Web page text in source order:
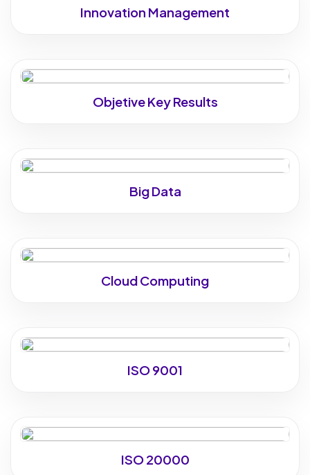
Innovation Management
Objetive Key Results
Big Data
Cloud Computing
ISO 9001
ISO 20000